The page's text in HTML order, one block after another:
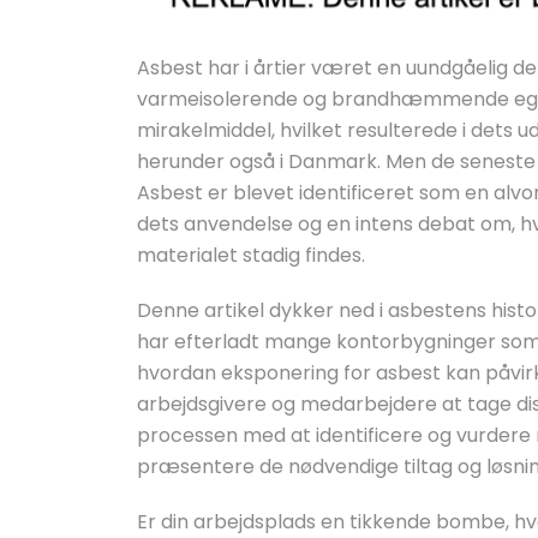
Asbest har i årtier været en uundgåelig
varmeisolerende og brandhæmmende
mirakelmiddel, hvilket resulterede i dets
herunder også i Danmark. Men de
Asbest er blevet identificeret som en
dets anvendelse og en intens debat om,
materialet stadig findes.
Denne artikel dykker ned i asbestens
har efterladt mange kontorbygninger
hvordan eksponering for asbest kan
arbejdsgivere og medarbejdere at tage
processen med at identificere og
præsentere de nødvendige tiltag og
Er din arbejdsplads en tikkende bombe,